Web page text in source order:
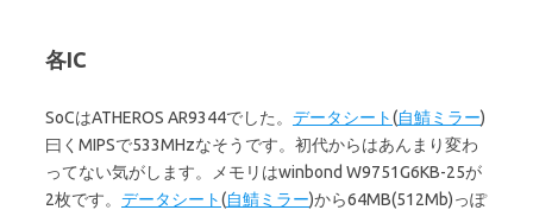
各IC
SoCはATHEROS AR9344でした。 データシート(自鯖ミラー)
曰くMIPSで533MHzなそうです。初代からはあんまり変わ
ってない気がします。メモリはwinbond W9751G6KB-25が
2枚です。 データシート(自鯖ミラー)から64MB(512Mb)っぽ